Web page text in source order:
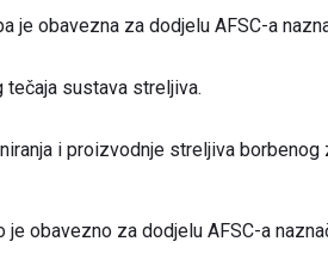
je obavezna za dodjelu AFSC-a
sustava streljiva.
i proizvodnje streljiva
je obavezno za dodjelu AFSC-a